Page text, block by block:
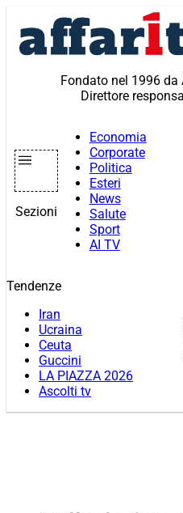
contenuto
Fondato nel 1996
Direttore
Sezioni
Economia
Corporate
Politica
Esteri
News
Salute
Sport
AI TV
Tendenze
Iran
Ucraina
Ceuta
Guccini
LA PIAZZA 2026
Ascolti tv